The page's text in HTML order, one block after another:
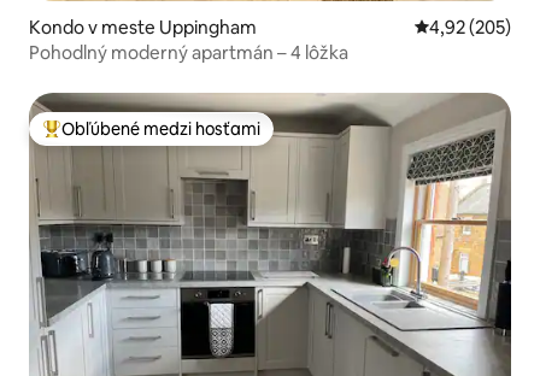
Kondo v meste Uppingham Priemerné
4,92 (205)
Pohodlný moderný apartmán – 4 lôžka
Najobľúbenejšie medzi hosťami
Obľúbené medzi hosťami